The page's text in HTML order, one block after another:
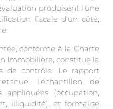
produisent l’une
fiscale d’un côté,
conforme à la Charte
Immobilière, constitue la
de contrôle. Le rapport
l’échantillon de
appliquées (occupation,
illiquidité), et formalise